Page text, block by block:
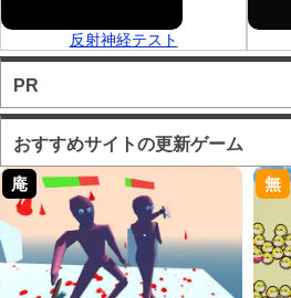
反射神経テスト
PR
おすすめサイトの更新ゲーム
庵 無